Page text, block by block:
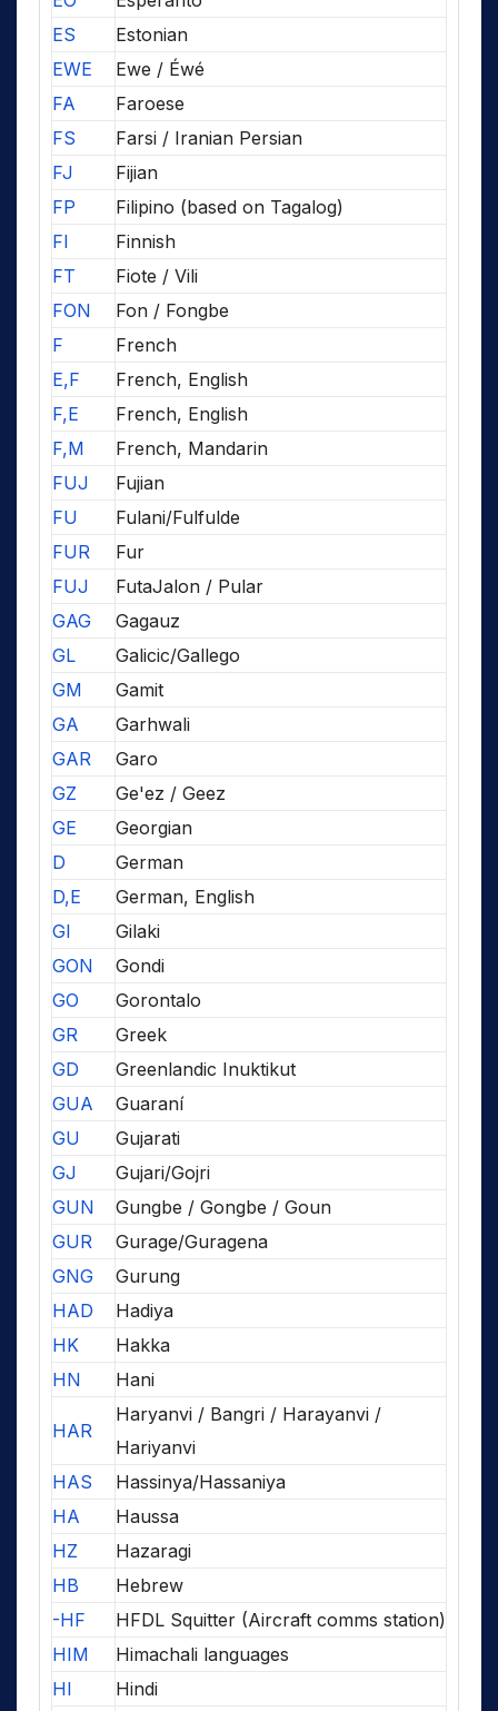
ES
Estonian
EWE
Ewe / Éwé
FA
Faroese
FS
Farsi / Iranian Persian
FJ
Fijian
FP
Filipino (based on Tagalog)
FI
Finnish
FT
Fiote / Vili
FON
Fon / Fongbe
F
French
E,F
French, English
F,E
French, English
F,M
French, Mandarin
FUJ
Fujian
FU
Fulani/Fulfulde
FUR
Fur
FUJ
FutaJalon / Pular
GAG
Gagauz
GL
Galicic/Gallego
GM
Gamit
GA
Garhwali
GAR
Garo
GZ
Ge'ez / Geez
GE
Georgian
D
German
D,E
German, English
GI
Gilaki
GON
Gondi
GO
Gorontalo
GR
Greek
GD
Greenlandic Inuktikut
GUA
Guaraní
GU
Gujarati
GJ
Gujari/Gojri
GUN
Gungbe / Gongbe / Goun
GUR
Gurage/Guragena
GNG
Gurung
HAD
Hadiya
HK
Hakka
HN
Hani
HAR
Haryanvi / Bangri / Harayanvi /
Hariyanvi
HAS
Hassinya/Hassaniya
HA
Haussa
HZ
Hazaragi
HB
Hebrew
-HF
HFDL Squitter (Aircraft comms station)
HIM
Himachali languages
HI
Hindi